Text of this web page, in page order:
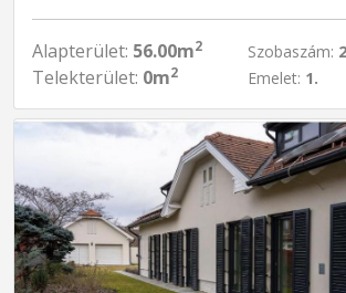
Alapterület: 56.00m2
Telekterület: 0m2
Szobaszám: 2
Emelet: 1.